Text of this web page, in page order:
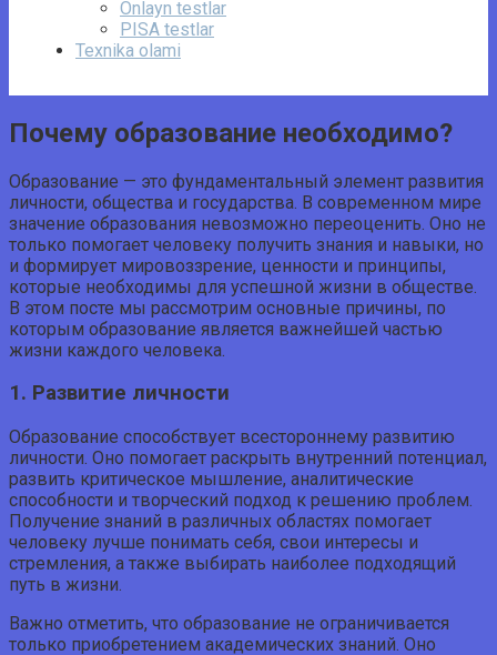
Onlayn testlar
PISA testlar
Texnika olami
Почему образование необходимо?
Образование — это фундаментальный элемент развития
личности, общества и государства. В современном мире
значение образования невозможно переоценить. Оно не
только помогает человеку получить знания и навыки, но
и формирует мировоззрение, ценности и принципы,
которые необходимы для успешной жизни в обществе.
В этом посте мы рассмотрим основные причины, по
которым образование является важнейшей частью
жизни каждого человека.
1. Развитие личности
Образование способствует всестороннему развитию
личности. Оно помогает раскрыть внутренний потенциал,
развить критическое мышление, аналитические
способности и творческий подход к решению проблем.
Получение знаний в различных областях помогает
человеку лучше понимать себя, свои интересы и
стремления, а также выбирать наиболее подходящий
путь в жизни.
Важно отметить, что образование не ограничивается
только приобретением академических знаний. Оно